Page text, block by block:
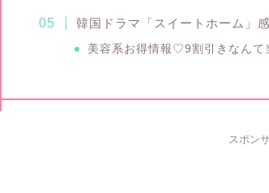
韓国ドラマ「スイートホーム」
美容系お得情報♡9割引きなんて
スポン